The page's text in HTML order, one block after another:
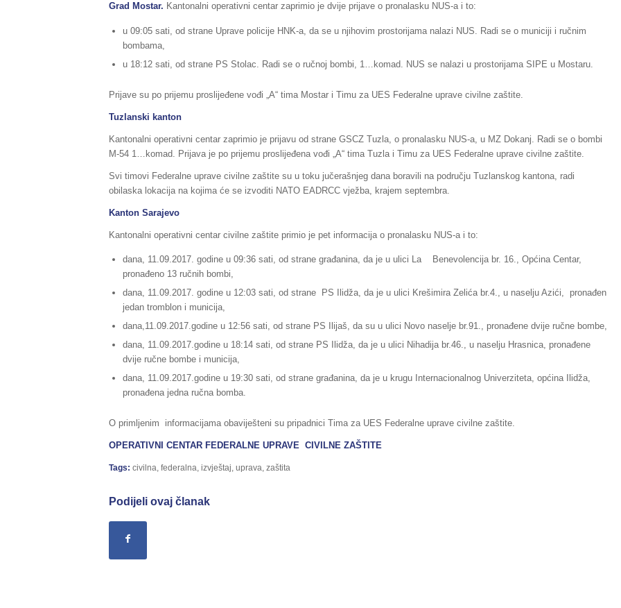
Grad Mostar. Kantonalni operativni centar zaprimio je dvije prijave o pronalasku NUS-a i to:
u 09:05 sati, od strane Uprave policije HNK-a, da se u njihovim prostorijama nalazi NUS. Radi se o municiji i ručnim
bombama,
u 18:12 sati, od strane PS Stolac. Radi se o ručnoj bombi, 1…komad. NUS se nalazi u prostorijama SIPE u Mostaru.
Prijave su po prijemu proslijeđene vođi „A“ tima Mostar i Timu za UES Federalne uprave civilne zaštite.
Tuzlanski kanton
Kantonalni operativni centar zaprimio je prijavu od strane GSCZ Tuzla, o pronalasku NUS-a, u MZ Dokanj. Radi se o bombi
M-54 1…komad. Prijava je po prijemu proslijeđena vođi „A“ tima Tuzla i Timu za UES Federalne uprave civilne zaštite.
Svi timovi Federalne uprave civilne zaštite su u toku jučerašnjeg dana boravili na području Tuzlanskog kantona, radi
obilaska lokacija na kojima će se izvoditi NATO EADRCC vježba, krajem septembra.
Kanton Sarajevo
Kantonalni operativni centar civilne zaštite primio je pet informacija o pronalasku NUS-a i to:
dana, 11.09.2017. godine u 09:36 sati, od strane građanina, da je u ulici La Benevolencija br. 16., Općina Centar,
pronađeno 13 ručnih bombi,
dana, 11.09.2017. godine u 12:03 sati, od strane PS Ilidža, da je u ulici Krešimira Zelića br.4., u naselju Azići, pronađen
jedan tromblon i municija,
dana,11.09.2017.godine u 12:56 sati, od strane PS Ilijaš, da su u ulici Novo naselje br.91., pronađene dvije ručne bombe,
dana, 11.09.2017.godine u 18:14 sati, od strane PS Ilidža, da je u ulici Nihadija br.46., u naselju Hrasnica, pronađene
dvije ručne bombe i municija,
dana, 11.09.2017.godine u 19:30 sati, od strane građanina, da je u krugu Internacionalnog Univerziteta, općina Ilidža,
pronađena jedna ručna bomba.
O primljenim informacijama obaviješteni su pripadnici Tima za UES Federalne uprave civilne zaštite.
OPERATIVNI CENTAR FEDERALNE UPRAVE CIVILNE ZAŠTITE
Tags: civilna federalna izvještaj uprava zaštita
Podijeli ovaj članak